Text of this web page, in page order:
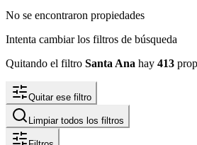
No se encontraron propiedades
Intenta cambiar los filtros de búsqueda
Quitando el filtro Santa Ana hay 413
Quitar ese filtro
Limpiar todos los filtros